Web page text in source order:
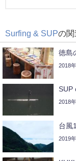
Surfing & SUPの関
徳島
2018
SUP
2018
台風
2019